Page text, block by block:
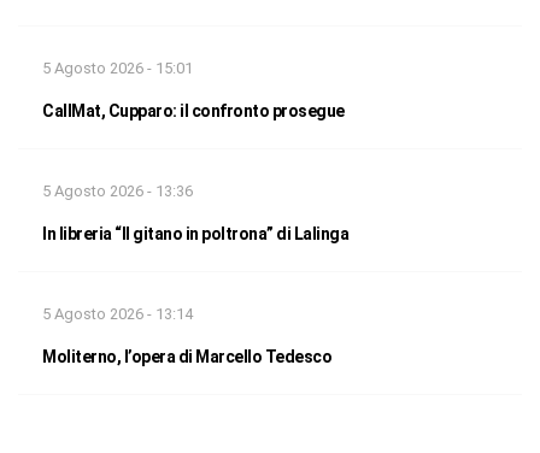
5 Agosto 2026 - 15:01
CallMat, Cupparo: il confronto prosegue
5 Agosto 2026 - 13:36
In libreria “Il gitano in poltrona” di Lalinga
5 Agosto 2026 - 13:14
Moliterno, l’opera di Marcello Tedesco